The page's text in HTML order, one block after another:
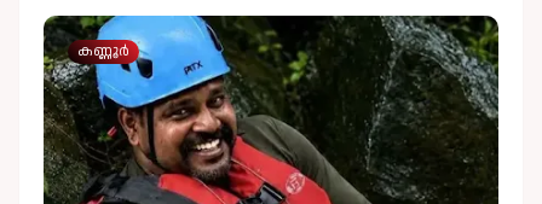
കണ്ണൂർ